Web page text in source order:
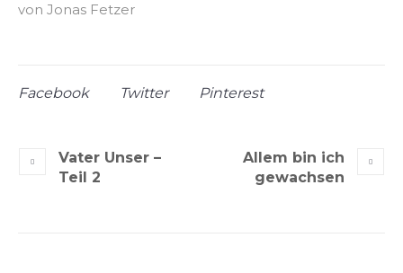
von Jonas Fetzer
Facebook Twitter Pinterest
Vater Unser –
Teil 2
Allem bin ich
gewachsen